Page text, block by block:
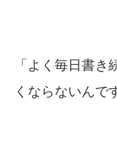
「よく毎日書
くならないんで